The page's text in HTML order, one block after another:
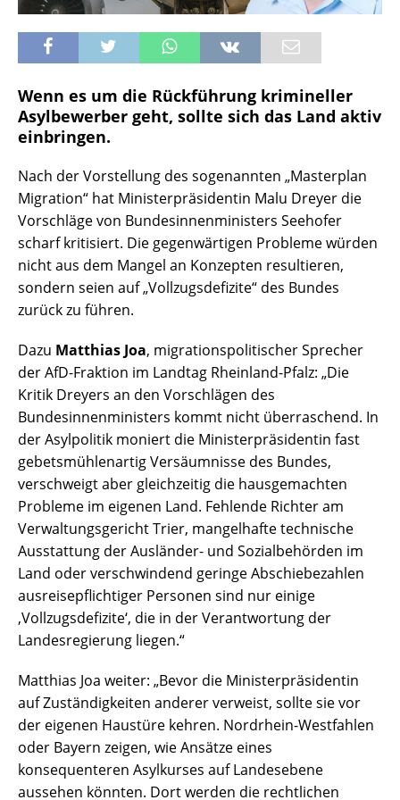
Wenn es um die Rückführung krimineller
Asylbewerber geht, sollte sich das Land aktiv
einbringen.
Nach der Vorstellung des sogenannten „Masterplan
Migration“ hat Ministerpräsidentin Malu Dreyer die
Vorschläge von Bundesinnenministers Seehofer
scharf kritisiert. Die gegenwärtigen Probleme würden
nicht aus dem Mangel an Konzepten resultieren,
sondern seien auf „Vollzugsdefizite“ des Bundes
zurück zu führen.
Dazu Matthias Joa, migrationspolitischer Sprecher
der AfD-Fraktion im Landtag Rheinland-Pfalz: „Die
Kritik Dreyers an den Vorschlägen des
Bundesinnenministers kommt nicht überraschend. In
der Asylpolitik moniert die Ministerpräsidentin fast
gebetsmühlenartig Versäumnisse des Bundes,
verschweigt aber gleichzeitig die hausgemachten
Probleme im eigenen Land. Fehlende Richter am
Verwaltungsgericht Trier, mangelhafte technische
Ausstattung der Ausländer- und Sozialbehörden im
Land oder verschwindend geringe Abschiebezahlen
ausreisepflichtiger Personen sind nur einige
‚Vollzugsdefizite‘, die in der Verantwortung der
Landesregierung liegen.“
Matthias Joa weiter: „Bevor die Ministerpräsidentin
auf Zuständigkeiten anderer verweist, sollte sie vor
der eigenen Haustüre kehren. Nordrhein-Westfahlen
oder Bayern zeigen, wie Ansätze eines
konsequenteren Asylkurses auf Landesebene
aussehen könnten. Dort werden die rechtlichen